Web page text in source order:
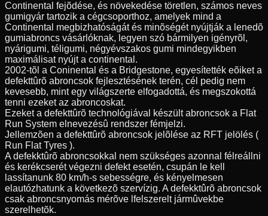
Continental fejõdése, és növekedése töretlen, számos neves
gumigyár tartozik a cégcsoporthoz, amelyek mind a
Continental megbizhatóságát és minõségét nyújtják a lenedõ
gumiabroncs vásárlóknak, legyen szó bármilyen igényrõl,
nyárigumi, téligumi, négyévszakos gumi mindegyikben
maximálisat nyújt a continental.
2002-tõl a Coninental és a Bridgestone, egyesítették eõiket a
defekttûrõ abroncsok fejlesztésének terén, cél pedig nem
kevesebb, mint egy világszerte elfogadottá, és megszokottá
tenni ezeket az abroncoskat.
Ezeket a defekttûrõ technológiával készült abroncsok a Flat
Run System elnevezésû rendszer fémjelzi.
Jellemzõen a defekttûrõ abroncsok jelõlése az RFT jelölés (
Run Flat Tyres ).
A defekktûrõ abroncsokkal nem szükséges azonnal félreállni
és kerékcserét végezni defekt esetén, csupán le kell
lassítanunk 80 km/h-s sebességre, és kényelmesen
elautózhatunk a következõ szervízig. A defekktûrõ abroncsok
csak abroncsnyomás mérõve lfelszerelt jármûvekbe
szerelhetõk.